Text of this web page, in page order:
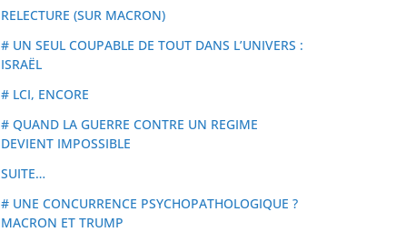
RELECTURE (SUR MACRON)
# UN SEUL COUPABLE DE TOUT DANS L’UNIVERS :
ISRAËL
# LCI, ENCORE
# QUAND LA GUERRE CONTRE UN REGIME
DEVIENT IMPOSSIBLE
SUITE…
# UNE CONCURRENCE PSYCHOPATHOLOGIQUE ?
MACRON ET TRUMP